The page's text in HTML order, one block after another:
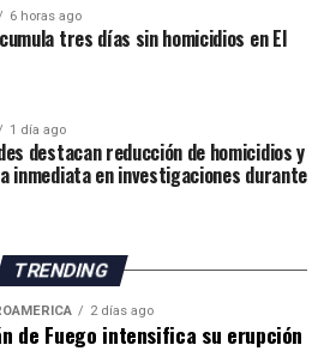
de sus fuentes de
un riesgo para su integridad.
autoridades no han informado el
a los albergues.
Nacional de Sismología,
e Hidrología (Insivumeh)
reporte que el volcán
intensa de la erupción y advirtió
por los flancos sureste,
6 horas ago
tres días sin homicidios en El
1 día ago
destacan reducción de homicidios y
inmediata en investigaciones durante
TRENDING
2 días ago
de Fuego intensifica su erupción